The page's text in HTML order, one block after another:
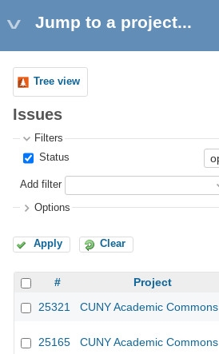
Jump to a project...
Tree view
Issues
Filters
Status
Add filter
Options
Apply Clear
# Project
25321
CUNY Academic Commons
25165 CUNY Academic Commons